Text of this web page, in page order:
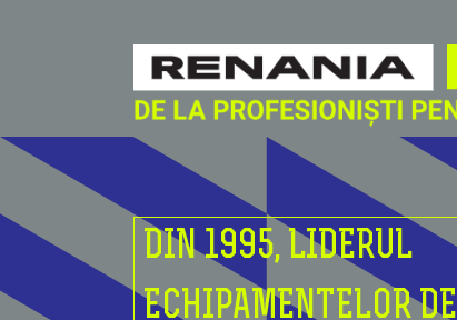
DIN 1995, LIDERUL
ECHIPAMENTELOR DE